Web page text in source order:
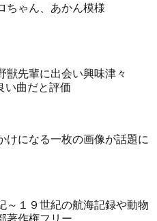
ちゃん、あかん模様
先輩に出会い興味津々
い曲だと評価
けになる一枚の画像が話題に
～１９世紀の航海記録や動物
著作権フリー